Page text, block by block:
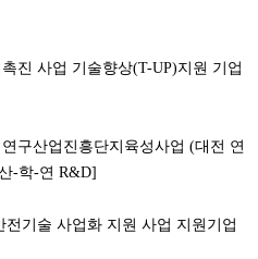
진 사업 기술향상(T-UP)지원 기업
구산업진흥단지육성사업 (대전 연
-학-연 R&D]
전기술 사업화 지원 사업 지원기업